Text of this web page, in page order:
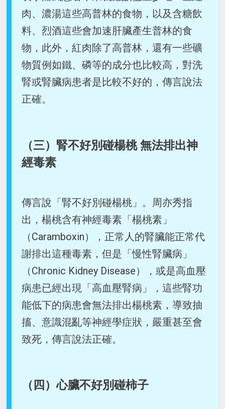
肉、濃湯這些高普林的食物，以及含糖飲
料、烈酒這些會加速肝臟產生普林的食
物，此外，紅肉除了高普林，還有一些礦
物質例如鐵、磷等的成分也比較高，對洗
腎或腎臟病患者是比較不好的，傳言說法
正確。
（三）腎不好別碰楊桃 無法排出神
經毒素
傳言說「腎不好別碰楊桃」。周亦秀指
出，楊桃含有神經毒素「楊桃素」
（Caramboxin），正常人的腎臟能正常代
謝排出這種毒素，但是「慢性腎臟病」
（Chronic Kidney Disease），或是高血壓
病患已經出現「高血壓腎病」，這些腎功
能低下的病患會無法排出楊桃素，導致抽
搐、意識混亂等神經學症狀，嚴重甚至會
致死，傳言說法正確。
（四）心臟不好別碰柿子